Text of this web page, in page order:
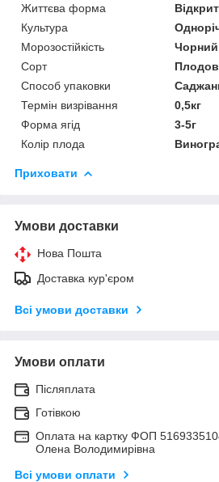
Життєва форма
Культура
Морозостійкість
Сорт
Способ упаковки
Термін визрівання
0,5кг
Форма ягід
3-5г
Колір плода
Приховати
Умови доставки
Нова Пошта
Доставка кур'єром
Всі умови доставки
Умови оплати
Післяплата
Готівкою
Оплата на картку ФОП
Олена Володимирівна
Всі умови оплати